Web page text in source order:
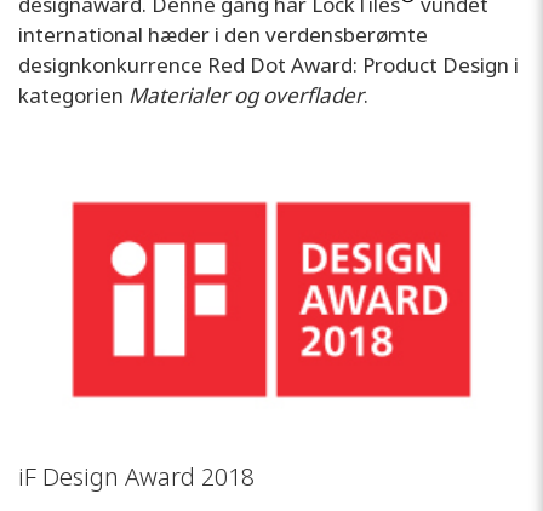
international hæder i den verdensberømte
designkonkurrence Red Dot Award: Product Design i
kategorien Materialer og overflader.
iF Design Award 2018